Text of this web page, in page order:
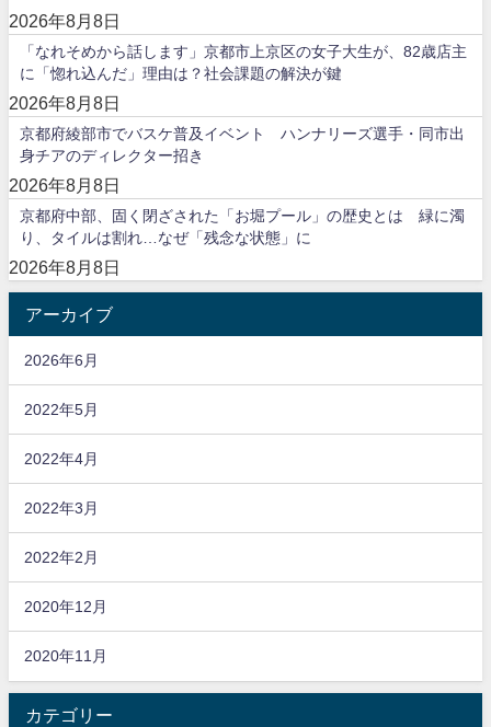
2026年8月8日
「なれそめから話します」京都市上京区の女子大生が、82歳店主
に「惚れ込んだ」理由は？社会課題の解決が鍵
2026年8月8日
京都府綾部市でバスケ普及イベント ハンナリーズ選手・同市出
身チアのディレクター招き
2026年8月8日
京都府中部、固く閉ざされた「お堀プール」の歴史とは 緑に濁
り、タイルは割れ…なぜ「残念な状態」に
2026年8月8日
アーカイブ
2026年6月
2022年5月
2022年4月
2022年3月
2022年2月
2020年12月
2020年11月
カテゴリー